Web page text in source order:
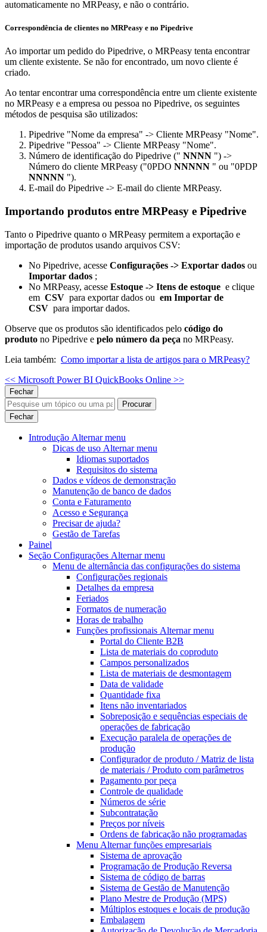
automaticamente no MRPeasy, e não o contrário.
Correspondência de clientes no MRPeasy e no Pipedrive
Ao importar um pedido do Pipedrive, o MRPeasy tenta encontrar
um cliente existente. Se não for encontrado, um novo cliente é
criado.
Ao tentar encontrar uma correspondência entre um cliente existente
no MRPeasy e a empresa ou pessoa no Pipedrive, os seguintes
métodos de pesquisa são utilizados:
Pipedrive "Nome da empresa" -> Cliente MRPeasy "Nome".
Pipedrive "Pessoa" -> Cliente MRPeasy "Nome".
Número de identificação do Pipedrive (" NNNN ") ->
Número do cliente MRPeasy ("0PDO NNNNN " ou "0PDP
NNNNN ").
E-mail do Pipedrive -> E-mail do cliente MRPeasy.
Importando produtos entre MRPeasy e Pipedrive
Tanto o Pipedrive quanto o MRPeasy permitem a exportação e
importação de produtos usando arquivos CSV:
No Pipedrive, acesse Configurações -> Exportar dados ou
Importar dados ;
No MRPeasy, acesse Estoque -> Itens de estoque e clique
em CSV para exportar dados ou em Importar de
CSV para importar dados.
Observe que os produtos são identificados pelo código do
produto no Pipedrive e pelo número da peça no MRPeasy.
Leia também: Como importar a lista de artigos para o MRPeasy?
<< Microsoft Power BI QuickBooks Online >>
Fechar
Procurar
Fechar
Introdução Alternar menu
Dicas de uso Alternar menu
Idiomas suportados
Requisitos do sistema
Dados e vídeos de demonstração
Manutenção de banco de dados
Conta e Faturamento
Acesso e Segurança
Precisar de ajuda?
Gestão de Tarefas
Painel
Seção Configurações Alternar menu
Menu de alternância das configurações do sistema
Configurações regionais
Detalhes da empresa
Feriados
Formatos de numeração
Horas de trabalho
Funções profissionais Alternar menu
Portal do Cliente B2B
Lista de materiais do coproduto
Campos personalizados
Lista de materiais de desmontagem
Data de validade
Quantidade fixa
Itens não inventariados
Sobreposição e sequências especiais de
operações de fabricação
Execução paralela de operações de
produção
Configurador de produto / Matriz de lista
de materiais / Produto com parâmetros
Pagamento por peça
Controle de qualidade
Números de série
Subcontratação
Preços por níveis
Ordens de fabricação não programadas
Menu Alternarfunções empresariais
Sistema de aprovação
Programação de Produção Reversa
Sistema de código de barras
Sistema de Gestão de Manutenção
Plano Mestre de Produção (MPS)
Múltiplos estoques e locais de produção
Embalagem